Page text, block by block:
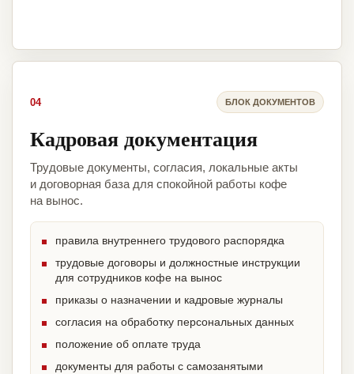
04 БЛОК ДОКУМЕНТОВ
Кадровая документация
Трудовые документы, согласия, локальные акты
и договорная база для спокойной работы кофе
на вынос.
правила внутреннего трудового распорядка
трудовые договоры и должностные инструкции
для сотрудников кофе на вынос
приказы о назначении и кадровые журналы
согласия на обработку персональных данных
положение об оплате труда
документы для работы с самозанятыми